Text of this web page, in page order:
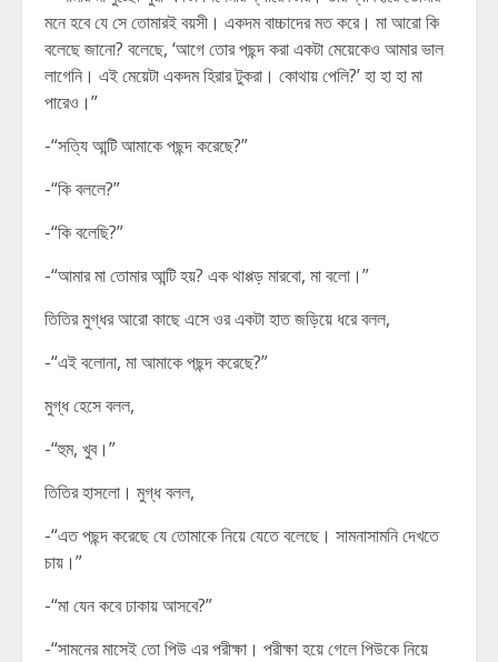
মনে হবে যে সে তোমারই বয়সী। একদম বাচ্চাদের মত করে। মা আরো কি
বলেছে জানো? বলেছে, ‘আগে তোর পছন্দ করা একটা মেয়েকেও আমার ভাল
লাগেনি। এই মেয়েটা একদম হিরার টুকরা। কোথায় পেলি?’ হা হা হা মা
পারেও।”
-“সত্যি আন্টি আমাকে পছন্দ করেছে?”
-“কি বললে?”
-“কি বলেছি?”
-“আমার মা তোমার আন্টি হয়? এক থাপ্পড় মারবো, মা বলো।”
তিতির মুগ্ধর আরো কাছে এসে ওর একটা হাত জড়িয়ে ধরে বলল,
-“এই বলোনা, মা আমাকে পছন্দ করেছে?”
মুগ্ধ হেসে বলল,
-“হুম, খুব।”
তিতির হাসলো। মুগ্ধ বলল,
-“এত পছন্দ করেছে যে তোমাকে নিয়ে যেতে বলেছে। সামনাসামনি দেখতে
চায়।”
-“মা যেন কবে ঢাকায় আসবে?”
-“সামনের মাসেই তো পিউ এর পরীক্ষা। পরীক্ষা হয়ে গেলে পিউকে নিয়ে